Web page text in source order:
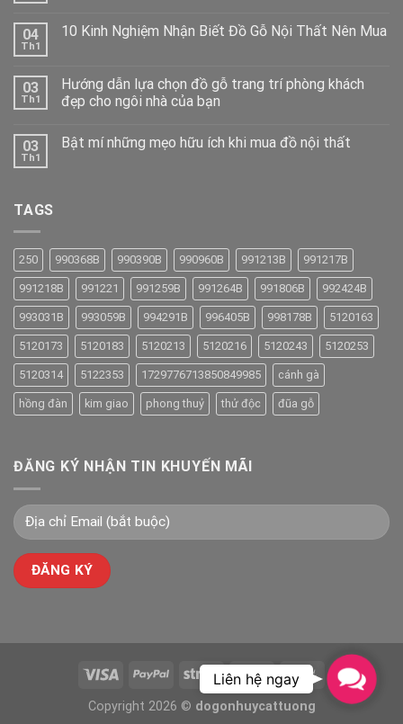
04
Th1
10 Kinh Nghiệm Nhận Biết Đồ Gỗ Nội Thất Nên Mua
03
Th1
Hướng dẫn lựa chọn đồ gỗ trang trí phòng khách
đẹp cho ngôi nhà của bạn
03
Th1
Bật mí những mẹo hữu ích khi mua đồ nội thất
TAGS
250 990368B 990390B 990960B 991213B 991217B
991218B 991221 991259B 991264B 991806B 992424B
993031B 993059B 994291B 996405B 998178B 5120163
5120173 5120183 5120213 5120216 5120243 5120253
5120314 5122353 1729776713850849985 cánh gà
hồng đàn kim giao phong thuỷ thử độc đũa gỗ
ĐĂNG KÝ NHẬN TIN KHUYẾN MÃI
Copyright 2026 © dogonhuycattuong
Us
Liên hệ ngay